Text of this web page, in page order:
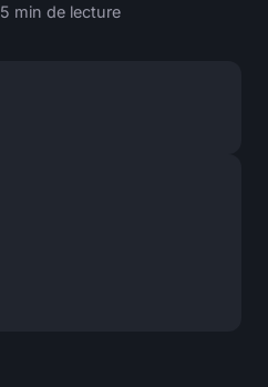
5 min de lecture